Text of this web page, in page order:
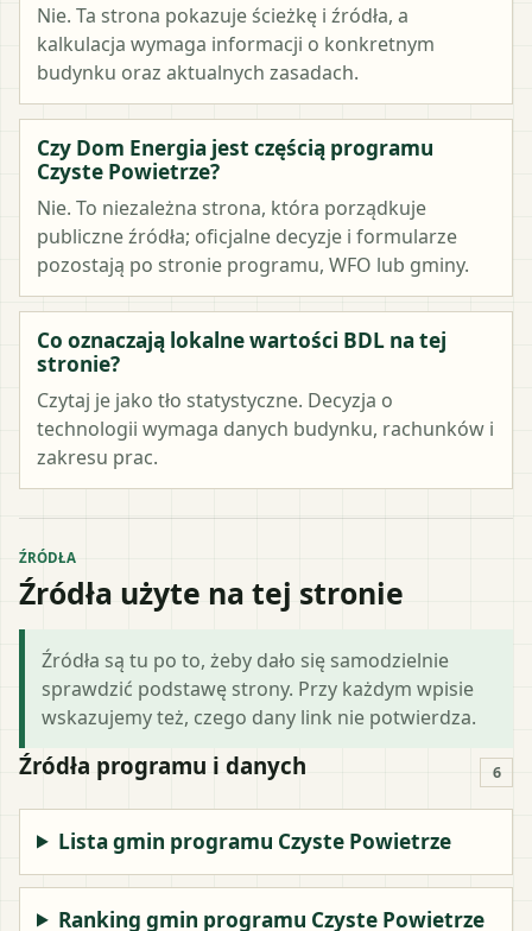
Nie. Ta strona pokazuje ścieżkę i źródła, a
kalkulacja wymaga informacji o konkretnym
budynku oraz aktualnych zasadach.
Czy Dom Energia jest częścią programu
Czyste Powietrze?
Nie. To niezależna strona, która porządkuje
publiczne źródła; oficjalne decyzje i formularze
pozostają po stronie programu, WFO lub gminy.
Co oznaczają lokalne wartości BDL na tej
stronie?
Czytaj je jako tło statystyczne. Decyzja o
technologii wymaga danych budynku, rachunków i
zakresu prac.
ŹRÓDŁA
Źródła użyte na tej stronie
Źródła są tu po to, żeby dało się samodzielnie
sprawdzić podstawę strony. Przy każdym wpisie
wskazujemy też, czego dany link nie potwierdza.
Źródła programu i danych 6
Lista gmin programu Czyste Powietrze
Ranking gmin programu Czyste Powietrze